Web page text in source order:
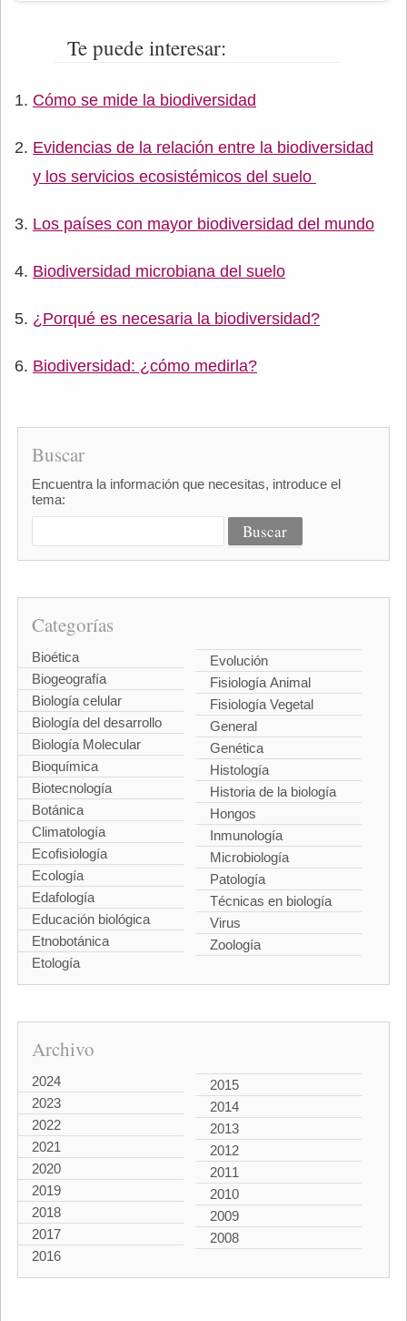
Te puede interesar:
Cómo se mide la biodiversidad
Evidencias de la relación entre la biodiversidad
y los servicios ecosistémicos del suelo
Los países con mayor biodiversidad del mundo
Biodiversidad microbiana del suelo
¿Porqué es necesaria la biodiversidad?
Biodiversidad: ¿cómo medirla?
Buscar
Encuentra la información que necesitas, introduce el
tema:
Categorías
Bioética
Biogeografía
Biología celular
Biología del desarrollo
Biología Molecular
Bioquímica
Biotecnología
Botánica
Climatología
Ecofisiología
Ecología
Edafología
Educación biológica
Etnobotánica
Etología
Evolución
Fisiología Animal
Fisiología Vegetal
General
Genética
Histología
Historia de la biología
Hongos
Inmunología
Microbiología
Patología
Técnicas en biología
Virus
Zoología
Archivo
2024
2023
2022
2021
2020
2019
2018
2017
2016
2015
2014
2013
2012
2011
2010
2009
2008